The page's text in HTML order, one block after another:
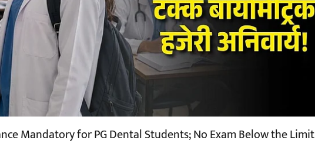
Mandatory for PG Dental Students; No Exam Below the Limit